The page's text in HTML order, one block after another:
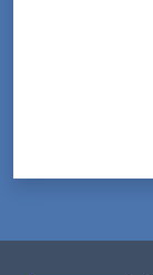
Servizi